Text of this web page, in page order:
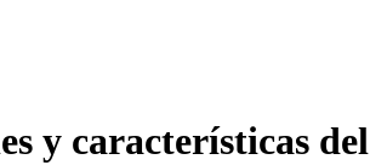
y características del